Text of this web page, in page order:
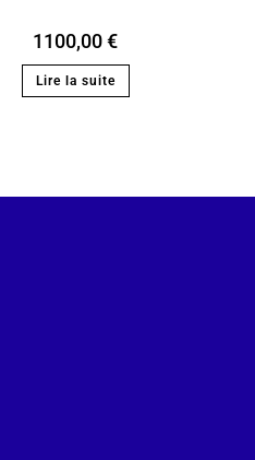
1100,00€
Lire la suite